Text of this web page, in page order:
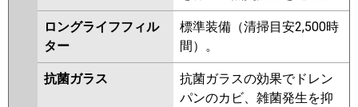
ロングライフフィル
ター
標準装備（清掃目安2,500時
間）。
抗菌ガラス
抗菌ガラスの効果でドレン
パンのカビ、雑菌発生を抑